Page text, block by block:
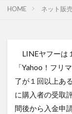
HOME ネット販
LINEヤフーは
「Yahoo！フリ
了が１回以上あ
に購入者の受取
間後から入金申